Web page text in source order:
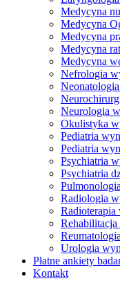
Medycyna
Medycyna
Medycyna
Medycyna
Medycyna
Nefrologia
Neurologia
Okulistyka
Pediatria
Pediatria
Psychiatria
Psychiatria
Radiologia
Radioterapia
Rehabilitacja
Urologia
Płatne ankiety
Kontakt